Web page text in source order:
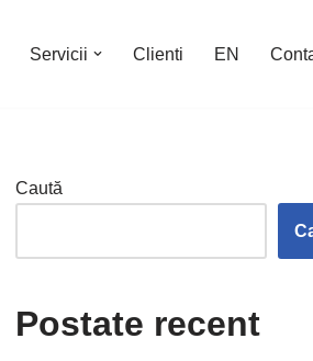
Servicii Clienti EN
Caută
Postate recent